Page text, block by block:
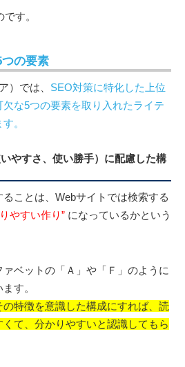
です。
の要素
）では、 SEO対策に特化した上位
な5つの要素を取り入れたライテ
。
やすさ、使い勝手）に配慮した構
ことは、Webサイトでは検索する
やすい作り” になっているかという
ベットの「Ａ」や「Ｆ」のように
す。
特徴を意識した構成にすれば、読
て、分かりやすいと認識してもら